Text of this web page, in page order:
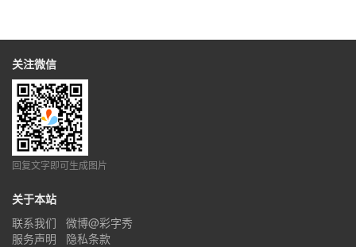
关注微信
回复文字即可生成图片
关于本站
联系我们
微博@彩字秀
服务声明
隐私条款